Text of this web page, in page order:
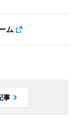
ム
事